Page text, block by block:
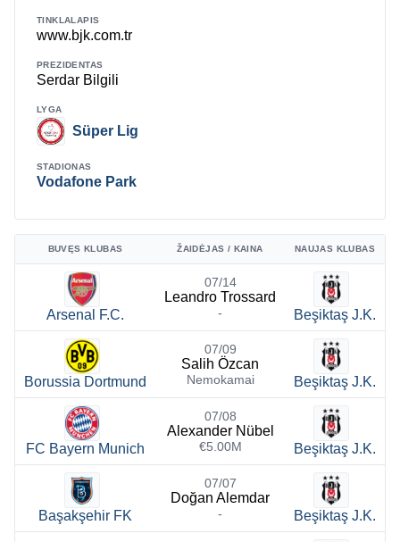
TINKLALAPIS
www.bjk.com.tr
PREZIDENTAS
Serdar Bilgili
LYGA
Süper Lig
STADIONAS
Vodafone Park
BUVĘS KLUBAS ŽAIDĖJAS / KAINA NAUJAS KLUBAS
Arsenal F.C.
07/14
Leandro Trossard
- Beşiktaş J.K.
Borussia Dortmund
07/09
Salih Özcan
Nemokamai Beşiktaş J.K.
FC Bayern Munich
07/08
Alexander Nübel
€5.00M Beşiktaş J.K.
Başakşehir FK
07/07
Doğan Alemdar
- Beşiktaş J.K.